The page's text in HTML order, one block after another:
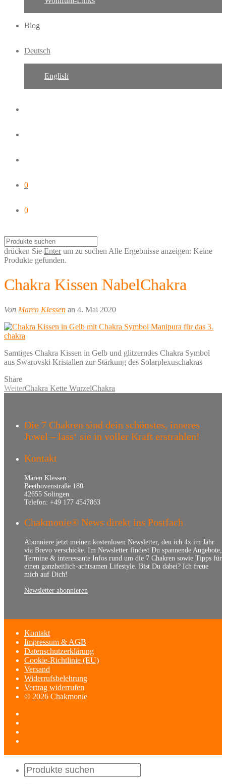
Blog
Deutsch
English
0
0
drücken Sie Enterum zu suchen Alle Ergebnisse anzeigen: Keine
Produkte gefunden.
Chakra Kissen NabelChakra
Von Maren Klessen an 4. Mai 2020
Samtiges Chakra Kissen in Gelb und glitzerndes Chakra Symbol
aus Swarovski Kristallen zur Stärkung des Solarplexuschakras
Share
WeiterChakra Kette WurzelChakra
Die 7 Chakren sind dein schönstes, inneres
Juwel – lass‘ sie in voller Kraft erstrahlen!
Kontakt
Maren Klessen
Beethovenstraße 180
42655 Solingen
Telefon: +49 177 4547863
Chakmonie® News direkt ins Postfach
Abonniere jetzt meinen kostenlosen Newsletter, den ich 4x im Jahr
via Brevo verschicke. Im Newsletter findest Du spannende Angebote,
Termine & interessante Infos rund um die 7 Chakren sowie Tipps für
einen ganzheitlich-achtsamen Lifestyle. Bist Du dabei? Ich freue
mich auf Dich!
Newsletter abonnieren
Kontakt
Impressum & AGB
Datenschutzerklärung
Cookie-Richtlinie (EU)
Versand
Widerrufsbelehrung
Vertrag widerrufen
© 2026 Chakmonie